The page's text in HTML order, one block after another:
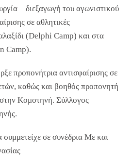
– διεξαγωγή του αγωνιστικού
σε αθλητικές
(Delphi Camp) και στα
Camp).
προπονήτρια αντισφαίρισης σε
καθώς και βοηθός προπονητή
Κομοτηνή. Σύλλογος
σε συνέδρια Με και